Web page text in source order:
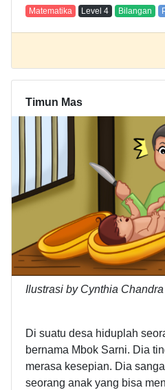
Matematika Level 4 Bilangan
Timun Mas
Ilustrasi by Cynthia
Di suatu desa hiduplah
bernama Mbok Sarni. Dia
merasa kesepian. Dia
seorang anak yang bisa